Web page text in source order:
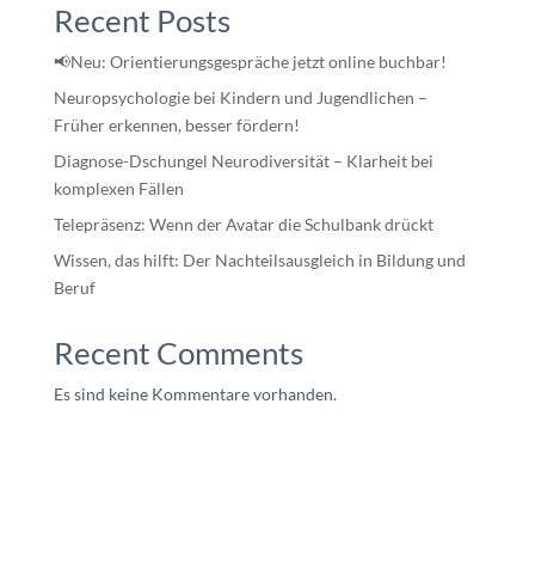
Recent Posts
📢Neu: Orientierungsgespräche jetzt online buchbar!
Neuropsychologie bei Kindern und Jugendlichen –
Früher erkennen, besser fördern!
Diagnose-Dschungel Neurodiversität – Klarheit bei
komplexen Fällen
Telepräsenz: Wenn der Avatar die Schulbank drückt
Wissen, das hilft: Der Nachteilsausgleich in Bildung und
Beruf
Recent Comments
Es sind keine Kommentare vorhanden.